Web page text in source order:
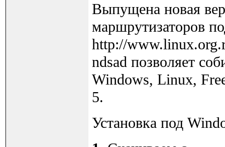
Выпущена новая
маршрутизаторов
http://
ndsad позволяет
Windows, Linux,
5.
Установка под